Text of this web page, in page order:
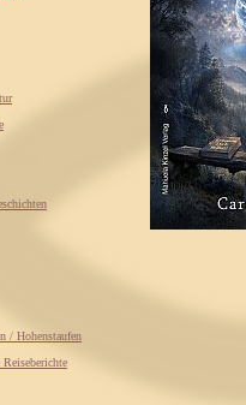
/ Hohenstaufen